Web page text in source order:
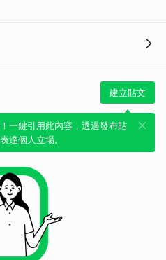
建立貼文
一鍵引用此內容，透過發布貼
達個人立場。